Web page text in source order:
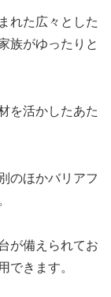
れた広々とした
族がゆったりと
を活かしたあた
のほかバリアフ
が備えられてお
できます。